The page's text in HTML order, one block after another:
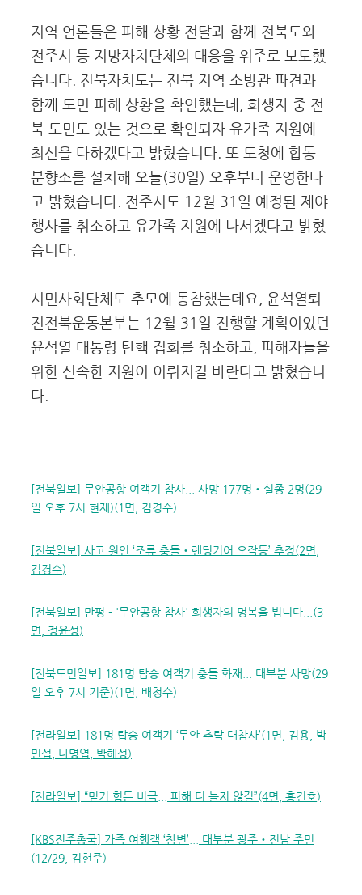
지역 언론들은 피해 상황 전달과 함께 전북도와
전주시 등 지방자치단체의 대응을 위주로 보도했
습니다. 전북자치도는 전북 지역 소방관 파견과
함께 도민 피해 상황을 확인했는데, 희생자 중 전
북 도민도 있는 것으로 확인되자 유가족 지원에
최선을 다하겠다고 밝혔습니다. 또 도청에 합동
분향소를 설치해 오늘(30일) 오후부터 운영한다
고 밝혔습니다. 전주시도 12월 31일 예정된 제야
행사를 취소하고 유가족 지원에 나서겠다고 밝혔
습니다.
시민사회단체도 추모에 동참했는데요, 윤석열퇴
진전북운동본부는 12월 31일 진행할 계획이었던
윤석열 대통령 탄핵 집회를 취소하고, 피해자들을
위한 신속한 지원이 이뤄지길 바란다고 밝혔습니
다.
[전북일보] 무안공항 여객기 참사... 사망 177명‧실종 2명(29
일 오후 7시 현재)(1면, 김경수)
[전북일보] 사고 원인 ‘조류 충돌 ‧ 랜딩기어 오작동’ 추정(2면
김경수)
[전북일보] 만평 - '무안공항 참사' 희생자의 명복을 빕니다 ...(3
면
정윤성)
[전북도민일보] 181명 탑승 여객기 충돌 화재... 대부분 사망(29
일 오후 7시 기준)(1면, 배청수)
[전라일보] 181명 탑승 여객기 ‘무안 추락 대참사’(1면 김용 박
민섭
나명엽 박해성)
[전라일보] “믿기 힘든 비극 피해 더 늘지 않길”(4면 홍건호)
[KBS전주총국] 가족 여행객 ‘참변’... 대부분 광주 ‧ 전남 주민
(12/29, 김현주)